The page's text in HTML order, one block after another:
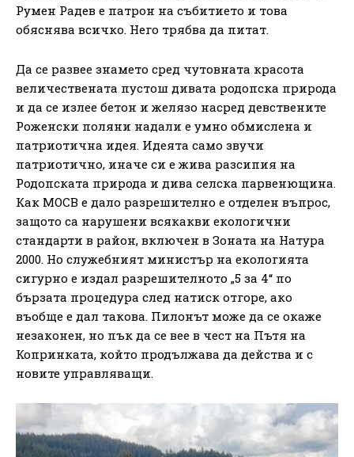
Румен Радев е патрон на събитието и това
обяснява всичко. Него трябва да питат.
Да се развее знамето сред чутовната красота
величествената пустош дивата родопска природа
и да се излее бетон и желязо насред девствените
Роженски поляни надали е умно обмислена и
патриотична идея. Идеята само звучи
патриотично, иначе си е жива разсипия на
Родопската природа и дива селска парвенющина.
Как МОСВ е дало разрешително е отделен въпрос,
защото са нарушени всякакви екологични
стандарти в район, включен в Зоната на Натура
2000. Но служебният министър на екологията
сигурно е издал разрешителното „5 за 4“ по
бързата процедура след натиск отгоре, ако
въобще е дал такова. Пилонът може да се окаже
незаконен, но пък да се вее в чест на Пътя на
Копринката, който продължава да действа и с
новите управляващи.